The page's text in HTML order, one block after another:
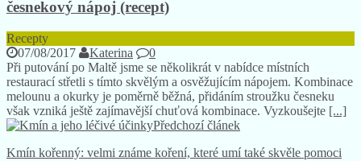
česnekový nápoj (recept)
Recepty
07/08/2017
Katerina
0
Při putování po Maltě jsme se několikrát v nabídce místních
restaurací střetli s tímto skvělým a osvěžujícím nápojem. Kombinace
melounu a okurky je poměrně běžná, přidáním stroužku česneku
však vzniká ještě zajímavější chuťová kombinace. Vyzkoušejte [...]
Předchozí článek
Kmín kořenný: velmi známe koření, které umí také skvěle pomoci